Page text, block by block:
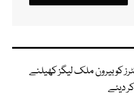
کو بیرون ملک لیگز کھیلنے
دیئے